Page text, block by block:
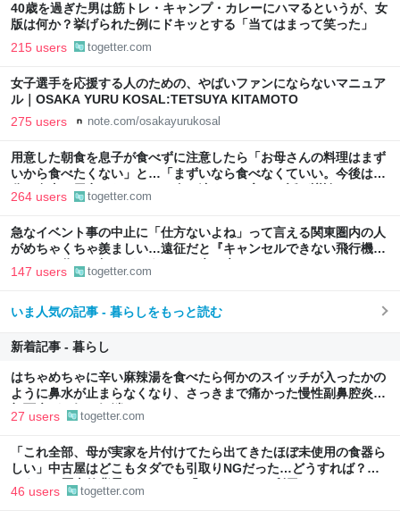
40歳を過ぎた男は筋トレ・キャンプ・カレーにハマるというが、女
版は何か？挙げられた例にドキッとする「当てはまって笑った」
215 users togetter.com
女子選手を応援する人のための、やばいファンにならないマニュア
ル｜OSAKA YURU KOSAL:TETSUYA KITAMOTO
275 users note.com/osakayurukosal
用意した朝食を息子が食べずに注意したら「お母さんの料理はまず
いから食べたくない」と…「まずいなら食べなくていい。今後は自
分で食事を用意しなさい。お金は渡す」と言った話が議論に
264 users togetter.com
急なイベント事の中止に「仕方ないよね」って言える関東圏内の人
がめちゃくちゃ羨ましい…遠征だと『キャンセルできない飛行機代
とホテル代』の怒りがどうしても先に来る
147 users togetter.com
いま人気の記事 - 暮らしをもっと読む
新着記事 - 暮らし
はちゃめちゃに辛い麻辣湯を食べたら何かのスイッチが入ったかの
ように鼻水が止まらなくなり、さっきまで痛かった慢性副鼻腔炎の
顔面痛が一気に解消した
27 users togetter.com
「これ全部、母が実家を片付けてたら出てきたほぼ未使用の食器ら
しい」中古屋はどこもタダでも引取りNGだった…どうすれば？→
どうやら歴史的背景がありそう「ジモティーを利用しては？」
46 users togetter.com